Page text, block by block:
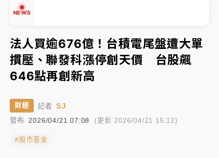
NEWS
處置制度大變革！ 證交所今起縮短股票「關禁閉」天
數與撮合時間
才續任就飛美國大學面試 清大校長高為元致歉：機會
到來時引起我的好奇
白海豚颱風解除海警 西南風來了！4縣市大雨特報、各
地午後雷雨
分析｜
標？ 鴻海本週法說法人關注的四大重點
盟 兩大愛徒向他致
▼
法人買逾676億！台積電尾盤遭大單
摜壓、聯發科漲停創天價 台股飆
646點再創新高
財經 記者 SJ
發布 2026/04/21 07:08 (更新 2026/04/21 15:12)
#股市基金